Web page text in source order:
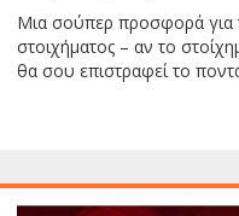
Μια σούπερ προσφορά για
στοιχήματος – αν το
θα σου επιστραφεί το